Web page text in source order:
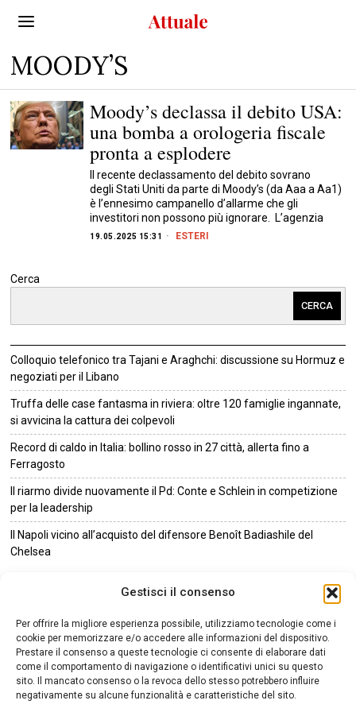
Gestisci il consenso
Per offrire la migliore esperienza possibile, utilizziamo tecnologie come i
cookie per memorizzare e/o accedere alle informazioni del dispositivo.
Prestare il consenso a queste tecnologie ci consente di elaborare dati
come il comportamento di navigazione o identificativi unici su questo
sito. Il mancato consenso o la revoca dello stesso potrebbero influire
negativamente su alcune funzionalità e caratteristiche del sito.
MOODY’S
Moody’s declassa il debito USA:
una bomba a orologeria fiscale
pronta a esplodere
Il recente declassamento del debito sovrano
degli Stati Uniti da parte di Moody’s (da Aaa a Aa1)
è l’ennesimo campanello d’allarme che gli
investitori non possono più ignorare. L’agenzia
19.05.2025 15:31 ESTERI
Cerca
CERCA
Colloquio telefonico tra Tajani e Araghchi: discussione su Hormuz e
negoziati per il Libano
Truffa delle case fantasma in riviera: oltre 120 famiglie ingannate,
si avvicina la cattura dei colpevoli
Record di caldo in Italia: bollino rosso in 27 città, allerta fino a
Ferragosto
Il riarmo divide nuovamente il Pd: Conte e Schlein in competizione
per la leadership
Il Napoli vicino all’acquisto del difensore Benoît Badiashile del
Chelsea
ANALISI E OPINIONI
SPORT CULTURA VIAGGI
Contatti
Informativa sulla privacy